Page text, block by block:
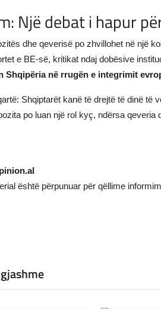
Një debat i hapur
dhe qeverisë po zhvillohet në një
e BE-së, kritikat ndaj dobësive
Shqipëria në rrugën e integrimit
Shqiptarët kanë të drejtë të dinë të
po luan një rol kyç, ndërsa
është përpunuar për qëllime